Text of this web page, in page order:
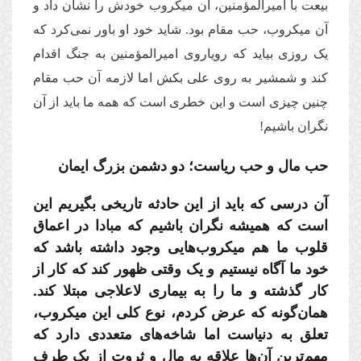
بیعت با امیرالمؤمنین، آن میکروب خودش را نشان داد و
آن میکروب، حب مقام بود. شاید خود او باور نمی‌کرد که
یک روزی بیاید که رویاروی امیرالمؤمنین به جنگ اقدام
کند و شمشیر به روی علی بکش اما لازمه آن حب مقام
چنین چیزی است و این خطری است که همه ما باید از آن
نگران باشیم!
حب مال و حب ریاست؛ دو دشمن بزرگ ایمان
آن درسی که باید از این حادثه تاریخی بگیریم این
است که همیشه نگران باشیم که مبادا در اعماق
قلوب ما هم میکروب‌هایی وجود داشته باشد که
خود ما آگاه نیستیم و یک وقتی ظهور کند که کار از
کار گذشته و ما را به بیماری لاعلاجی مبتلا کند.
همان‌گونه که عرض کردم، نوع کلی این میکروب،
تعلق به دنیاست اما شاخه‌های متعددی دارد که
مهم‌ترین آن‌ها علاقه به مال و ثروت از یک طرف